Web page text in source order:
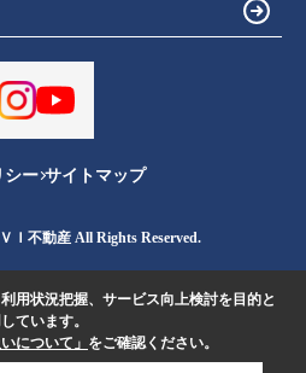
シー サイトマップ
Ｉ不動産 All Rights Reserved.
用状況把握、サービス向上検討を目的と
ています。
について」 をご確認ください。